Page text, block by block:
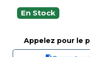
En Stock
Appelez pour le